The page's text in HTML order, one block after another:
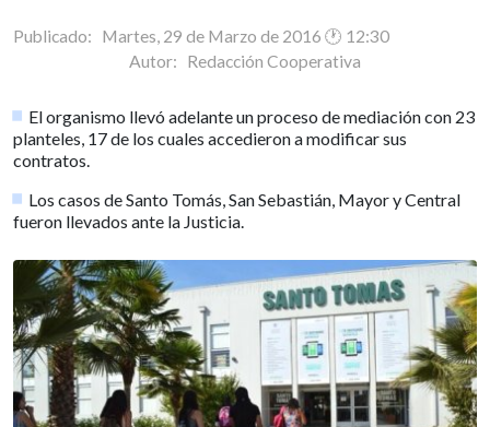
Publicado: Martes, 29 de Marzo de 2016 🕐 12:30
Autor: Redacción Cooperativa
El organismo llevó adelante un proceso de mediación con 23
planteles, 17 de los cuales accedieron a modificar sus
contratos.
Los casos de Santo Tomás, San Sebastián, Mayor y Central
fueron llevados ante la Justicia.